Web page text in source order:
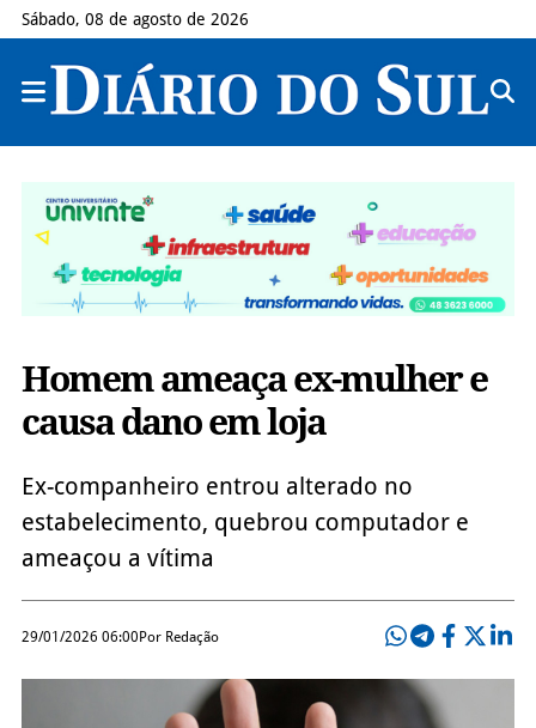
Sábado, 08 de agosto de 2026
Homem ameaça ex-mulher e
causa dano em loja
Ex-companheiro entrou alterado no
estabelecimento, quebrou computador e
ameaçou a vítima
29/01/2026 06:00Por Redação